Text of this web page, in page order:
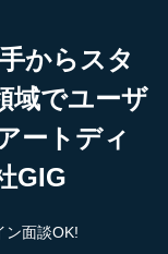
からスタ
域でユーザ
ートディ
GIG
ン面談OK!